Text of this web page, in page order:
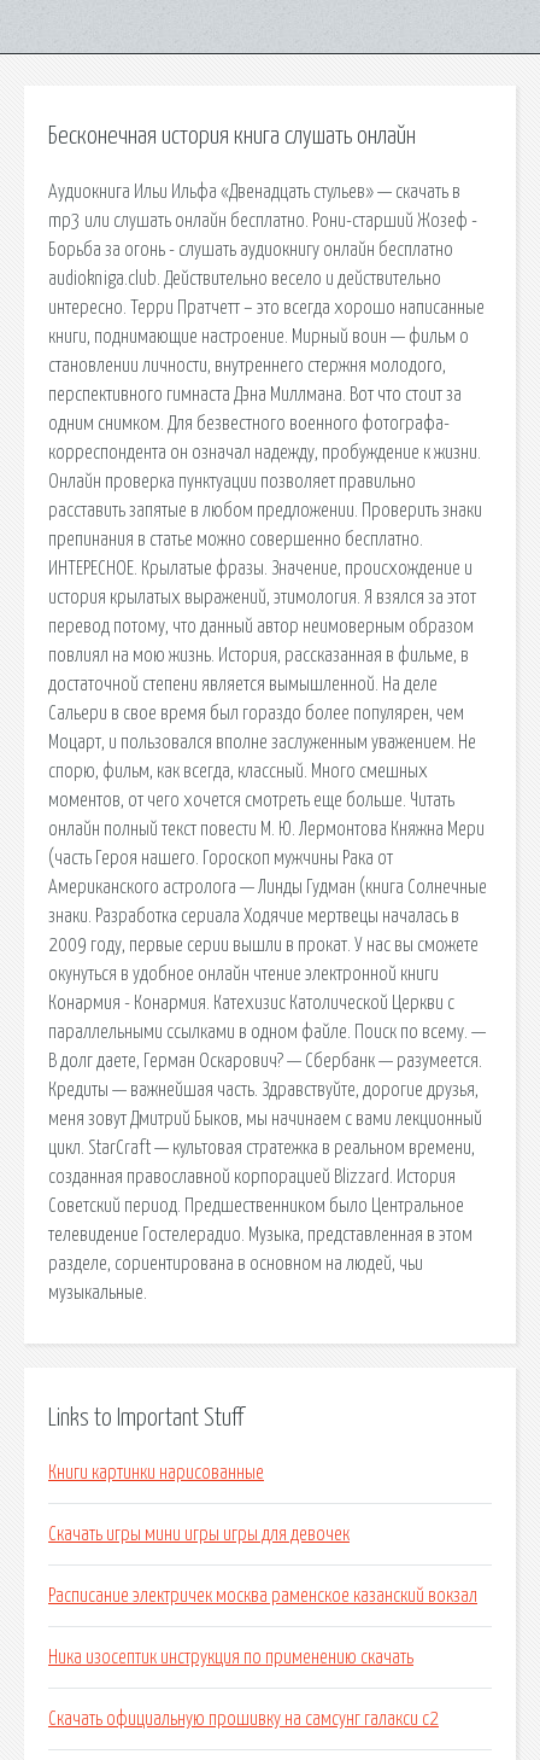
Бесконечная история книга слушать онлайн
Аудиокнига Ильи Ильфа «Двенадцать стульев» — скачать в
mp3 или слушать онлайн бесплатно. Рони-старший Жозеф -
Борьба за огонь - слушать аудиокнигу онлайн бесплатно
audiokniga.club. Действительно весело и действительно
интересно. Терри Пратчетт – это всегда хорошо написанные
книги, поднимающие настроение. Мирный воин — фильм о
становлении личности, внутреннего стержня молодого,
перспективного гимнаста Дэна Миллмана. Вот что стоит за
одним снимком. Для безвестного военного фотографа-
корреспондента он означал надежду, пробуждение к жизни.
Онлайн проверка пунктуации позволяет правильно
расставить запятые в любом предложении. Проверить знаки
препинания в статье можно совершенно бесплатно.
ИНТЕРЕСНОЕ. Крылатые фразы. Значение, происхождение и
история крылатых выражений, этимология. Я взялся за этот
перевод потому, что данный автор неимоверным образом
повлиял на мою жизнь. История, рассказанная в фильме, в
достаточной степени является вымышленной. На деле
Сальери в свое время был гораздо более популярен, чем
Моцарт, и пользовался вполне заслуженным уважением. Не
спорю, фильм, как всегда, классный. Много смешных
моментов, от чего хочется смотреть еще больше. Читать
онлайн полный текст повести М. Ю. Лермонтова Княжна Мери
(часть Героя нашего. Гороскоп мужчины Рака от
Американского астролога — Линды Гудман (книга Солнечные
знаки. Разработка сериала Ходячие мертвецы началась в
2009 году, первые серии вышли в прокат. У нас вы сможете
окунуться в удобное онлайн чтение электронной книги
Конармия - Конармия. Катехизис Католической Церкви с
параллельными ссылками в одном файле. Поиск по всему. —
В долг даете, Герман Оскарович? — Сбербанк — разумеется.
Кредиты — важнейшая часть. Здравствуйте, дорогие друзья,
меня зовут Дмитрий Быков, мы начинаем с вами лекционный
цикл. StarCraft — культовая стратежка в реальном времени,
созданная православной корпорацией Blizzard. История
Советский период. Предшественником было Центральное
телевидение Гостелерадио. Музыка, представленная в этом
разделе, сориентирована в основном на людей, чьи
музыкальные.
Links to Important Stuff
Книги картинки нарисованные
Скачать игры мини игры игры для девочек
Расписание электричек москва раменское казанский вокзал
Ника изосептик инструкция по применению скачать
Скачать официальную прошивку на самсунг галакси с2